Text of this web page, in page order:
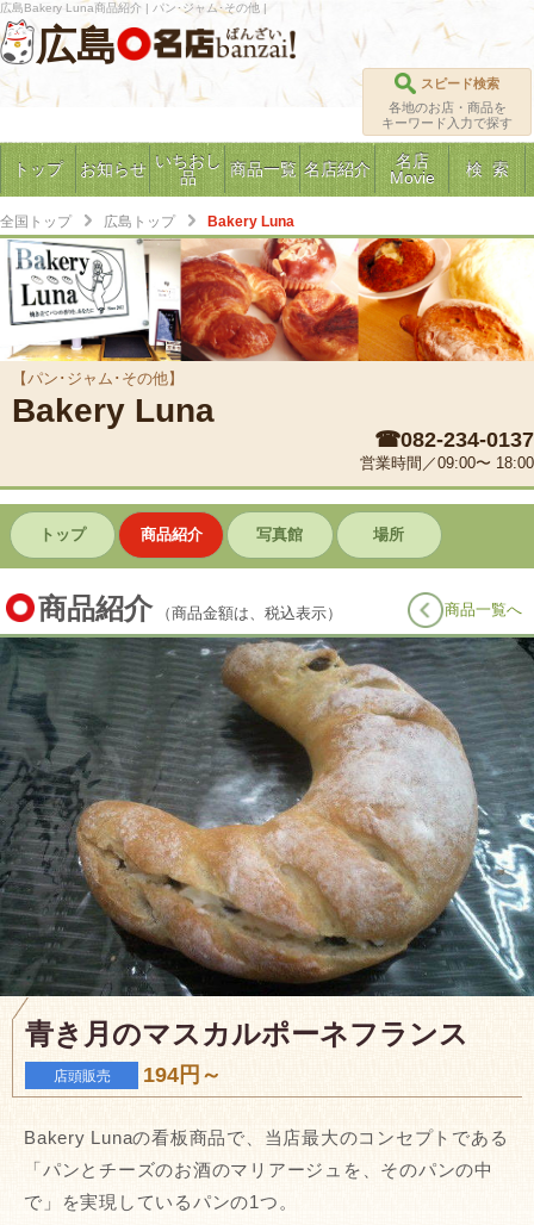
広島Bakery Luna商品紹介 | パン･ジャム･その他 |
広島
スピード検索
各地のお店・商品を
キーワード入力で探す
トップ お知らせ いちおし
品
商品一覧 名店紹介
名店
Movie
検 索
全国トップ 広島トップ Bakery Luna
【パン･ジャム･その他】
Bakery Luna
☎082-234-0137
営業時間／09:00〜 18:00
トップ 商品紹介 写真館 場所
商品紹介 （商品金額は、税込表示） 商品一覧へ
青き月のマスカルポーネフランス
店頭販売 194円～
Bakery Lunaの看板商品で、当店最大のコンセプトである
「パンとチーズのお酒のマリアージュを、そのパンの中
で」を実現しているパンの1つ。